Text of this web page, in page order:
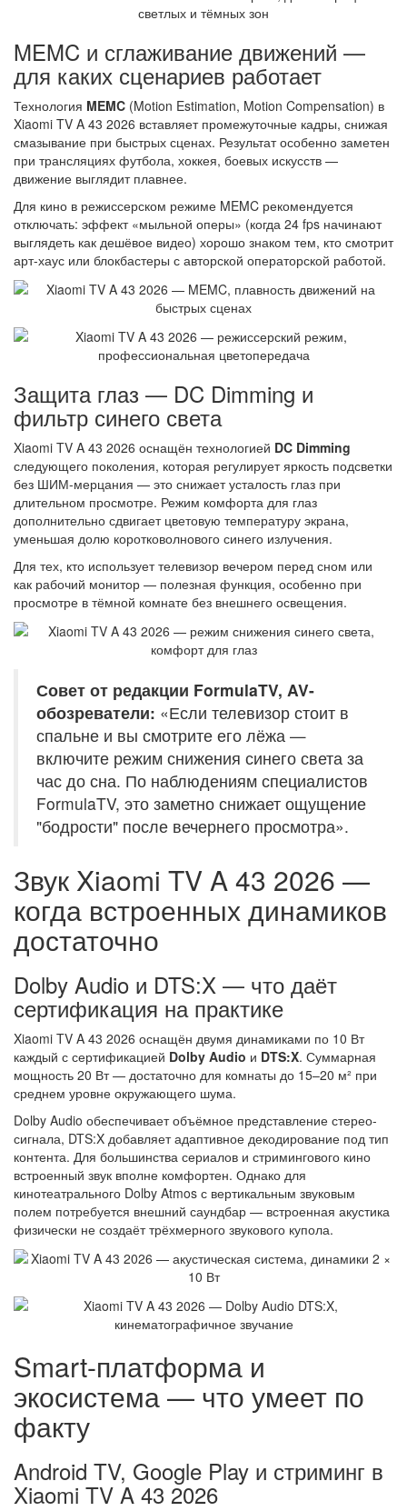
MEMC и сглаживание движений —
для каких сценариев работает
Технология MEMC (Motion Estimation, Motion Compensation) в
Xiaomi TV A 43 2026 вставляет промежуточные кадры, снижая
смазывание при быстрых сценах. Результат особенно заметен
при трансляциях футбола, хоккея, боевых искусств —
движение выглядит плавнее.
Для кино в режиссерском режиме MEMC рекомендуется
отключать: эффект «мыльной оперы» (когда 24 fps начинают
выглядеть как дешёвое видео) хорошо знаком тем, кто смотрит
арт-хаус или блокбастеры с авторской операторской работой.
Защита глаз — DC Dimming и
фильтр синего света
Xiaomi TV A 43 2026 оснащён технологией DC Dimming
следующего поколения, которая регулирует яркость подсветки
без ШИМ-мерцания — это снижает усталость глаз при
длительном просмотре. Режим комфорта для глаз
дополнительно сдвигает цветовую температуру экрана,
уменьшая долю коротковолнового синего излучения.
Для тех, кто использует телевизор вечером перед сном или
как рабочий монитор — полезная функция, особенно при
просмотре в тёмной комнате без внешнего освещения.
Совет от редакции FormulaTV, AV-
обозреватели: «Если телевизор стоит в
спальне и вы смотрите его лёжа —
включите режим снижения синего света за
час до сна. По наблюдениям специалистов
FormulaTV, это заметно снижает ощущение
"бодрости" после вечернего просмотра».
Звук Xiaomi TV A 43 2026 —
когда встроенных динамиков
достаточно
Dolby Audio и DTS:X — что даёт
сертификация на практике
Xiaomi TV A 43 2026 оснащён двумя динамиками по 10 Вт
каждый с сертификацией Dolby Audio и DTS:X. Суммарная
мощность 20 Вт — достаточно для комнаты до 15–20 м² при
среднем уровне окружающего шума.
Dolby Audio обеспечивает объёмное представление стерео-
сигнала, DTS:X добавляет адаптивное декодирование под тип
контента. Для большинства сериалов и стримингового кино
встроенный звук вполне комфортен. Однако для
кинотеатрального Dolby Atmos с вертикальным звуковым
полем потребуется внешний саундбар — встроенная акустика
физически не создаёт трёхмерного звукового купола.
Smart-платформа и
экосистема — что умеет по
факту
Android TV, Google Play и стриминг в
Xiaomi TV A 43 2026